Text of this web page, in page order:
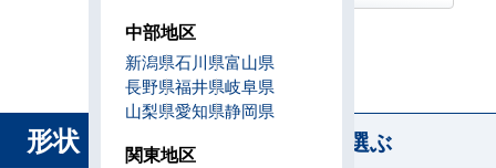
東京都直工店所在地
形状 から業務用エアコンを選ぶ
中部地区
新潟県石川県富山県
長野県福井県岐阜県
山梨県愛知県静岡県
関東地区